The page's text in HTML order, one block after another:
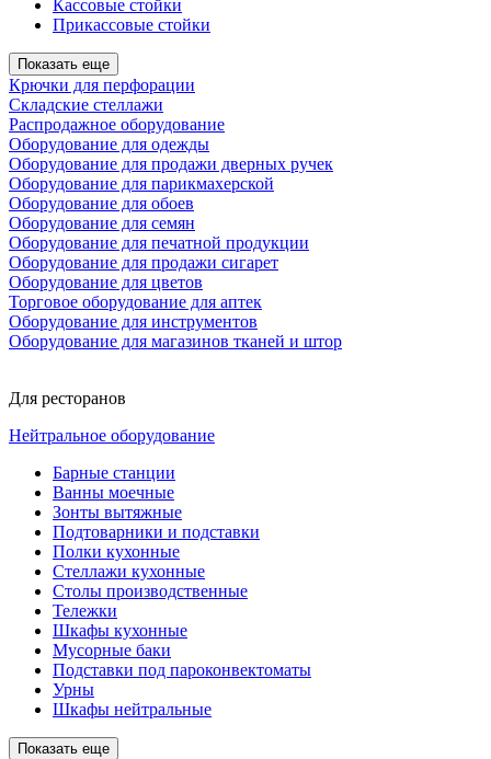
Кассовые стойки
Прикассовые стойки
Показать еще
Крючки для перфорации
Складские стеллажи
Распродажное оборудование
Оборудование для одежды
Оборудование для продажи дверных ручек
Оборудование для парикмахерской
Оборудование для обоев
Оборудование для семян
Оборудование для печатной продукции
Оборудование для продажи сигарет
Оборудование для цветов
Торговое оборудование для аптек
Оборудование для инструментов
Оборудование для магазинов тканей и штор
Для ресторанов
Нейтральное оборудование
Барные станции
Ванны моечные
Зонты вытяжные
Подтоварники и подставки
Полки кухонные
Стеллажи кухонные
Столы производственные
Тележки
Шкафы кухонные
Мусорные баки
Подставки под пароконвектоматы
Урны
Шкафы нейтральные
Показать еще